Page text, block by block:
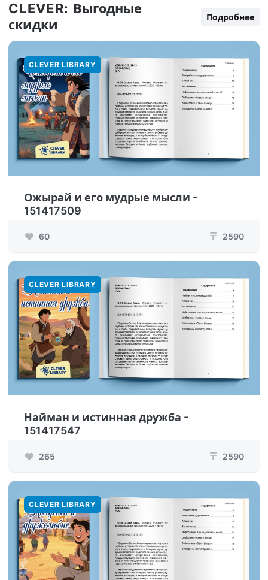
CLEVER: Выгодные
скидки
Подробнее
CLEVER LIBRARY
Ожырай и его мудрые мысли -
151417509
60 ₸ 2590
CLEVER LIBRARY
Найман и истинная дружба -
151417547
265 ₸ 2590
CLEVER LIBRARY